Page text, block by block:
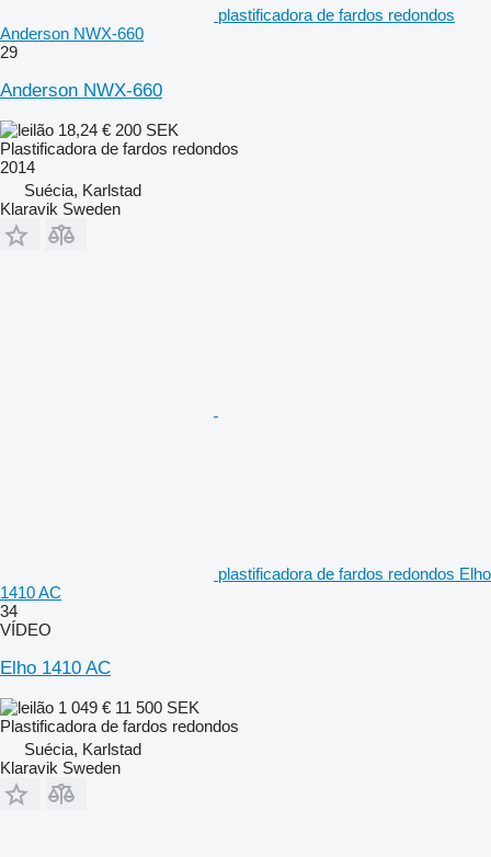
plastificadora de fardos redondos
Anderson NWX-660
29
Anderson NWX-660
18,24 € 200 SEK
Plastificadora de fardos redondos
2014
Suécia, Karlstad
Klaravik Sweden
plastificadora de fardos redondos Elho
1410 AC
34
VÍDEO
Elho 1410 AC
1 049 € 11 500 SEK
Plastificadora de fardos redondos
Suécia, Karlstad
Klaravik Sweden